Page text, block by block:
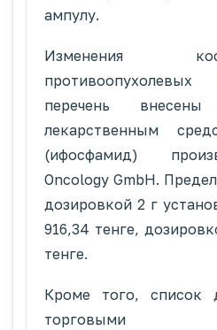
ампулу.
Изменения
перечень
лекарственным
(ифосфамид)
Oncology GmbH.
дозировкой 2 г
916,34 тенге,
тенге.
Кроме того, список
торговыми